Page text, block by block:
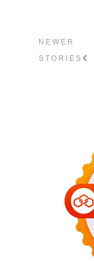
NEWER
STORIES